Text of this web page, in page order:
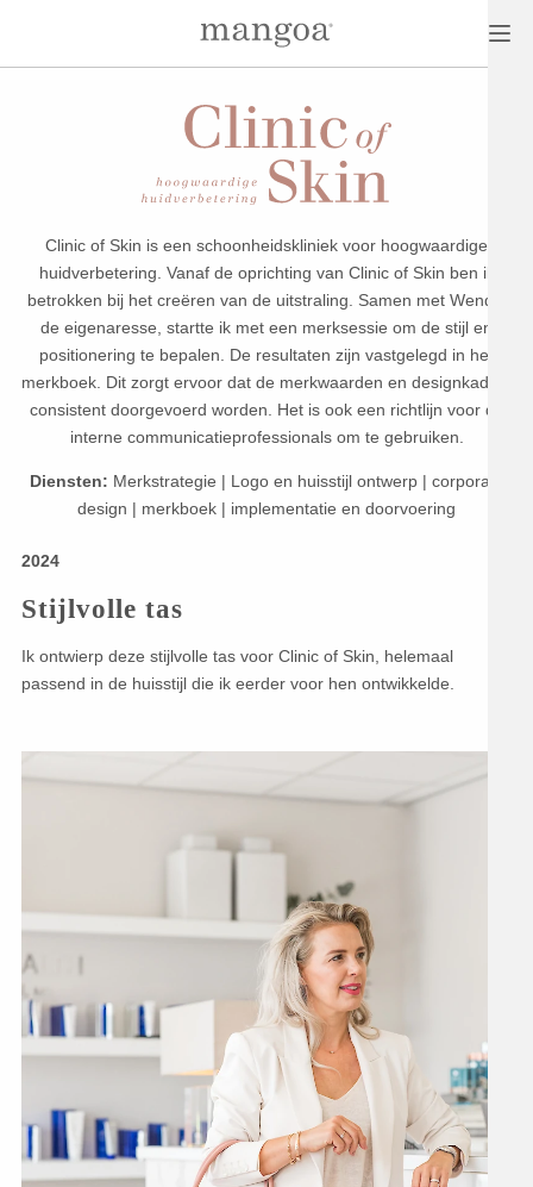
Clinic of Skin is een schoonheidskliniek voor hoogwaardige
huidverbetering. Vanaf de oprichting van Clinic of Skin ben ik
betrokken bij het creëren van de uitstraling. Samen met Wendy,
de eigenaresse, startte ik met een merksessie om de stijl en
positionering te bepalen. De resultaten zijn vastgelegd in het
merkboek. Dit zorgt ervoor dat de merkwaarden en designkaders
consistent doorgevoerd worden. Het is ook een richtlijn voor de
interne communicatieprofessionals om te gebruiken.
Diensten: Merkstrategie | Logo en huisstijl ontwerp | corporate
design | merkboek | implementatie en doorvoering
2024
Stijlvolle tas
Ik ontwierp deze stijlvolle tas voor Clinic of Skin, helemaal
passend in de huisstijl die ik eerder voor hen ontwikkelde.